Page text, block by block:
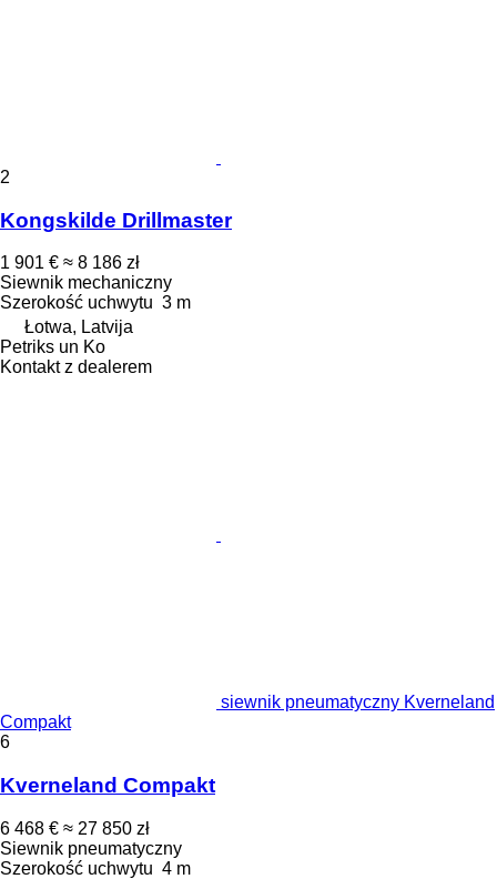
2
Kongskilde Drillmaster
1 901 € ≈ 8 186 zł
Siewnik mechaniczny
Szerokość uchwytu 3 m
Łotwa, Latvija
Petriks un Ko
Kontakt z dealerem
siewnik pneumatyczny Kverneland
Compakt
6
Kverneland Compakt
6 468 € ≈ 27 850 zł
Siewnik pneumatyczny
Szerokość uchwytu 4 m